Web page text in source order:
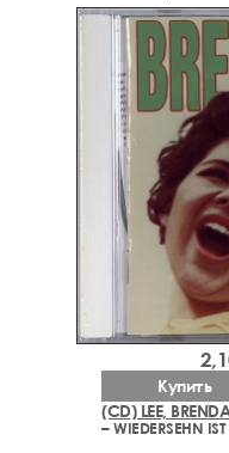
(CD) LEE, BRENDA
– WIEDERSEHN
Купить